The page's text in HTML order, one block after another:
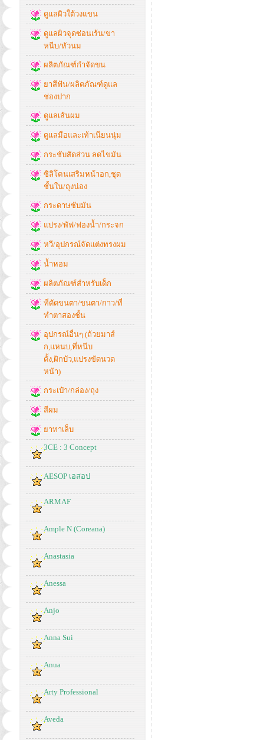
ดูแลผิวใต้วงแขน
ดูแลผิวจุดซ่อนเร้น/ขา
หนีบ/หัวนม
ผลิตภัณฑ์กำจัดขน
ยาสีฟัน/ผลิตภัณฑ์ดูแล
ช่องปาก
ดูแลเส้นผม
ดูแลมือและเท้าเนียนนุ่ม
กระชับสัดส่วน ลดไขมัน
ซิลิโคนเสริมหน้าอก,ชุด
ชั้นใน/ถุงน่อง
กระดาษซับมัน
แปรง/พัฟ/ฟองน้ำ/กระจก
หวี/อุปกรณ์จัดแต่งทรงผม
น้ำหอม
ผลิตภัณฑ์สำหรับเด็ก
ที่ดัดขนตา/ขนตา/กาว/ที่
ทำตาสองชั้น
อุปกรณ์อื่นๆ (ถ้วยมาส์
ก,แหนบ,ที่หนีบ
ดั้ง,ฝักบัว,แปรงขัดนวด
หน้า)
กระเป๋า/กล่อง/ถุง
สีผม
ยาทาเล็บ
3CE : 3 Concept
AESOP เอสอป
ARMAF
Ample N (Coreana)
Anastasia
Anessa
Anjo
Anna Sui
Anua
Arty Professional
Aveda